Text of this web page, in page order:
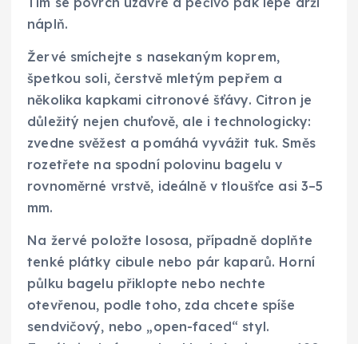
náplň.
Žervé smíchejte s nasekaným koprem,
špetkou soli, čerstvě mletým pepřem a
několika kapkami citronové šťávy. Citron je
důležitý nejen chuťově, ale i technologicky:
zvedne svěžest a pomáhá vyvážit tuk. Směs
rozetřete na spodní polovinu bagelu v
rovnoměrné vrstvě, ideálně v tloušťce asi 3–5
mm.
Na žervé položte lososa, případně doplňte
tenké plátky cibule nebo pár kaparů. Horní
půlku bagelu přiklopte nebo nechte
otevřenou, podle toho, zda chcete spíše
sendvičový, nebo „open-faced“ styl.